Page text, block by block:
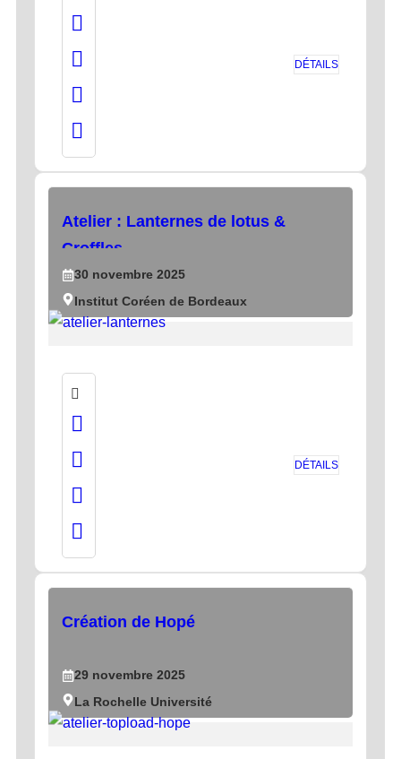
DÉTAILS
Atelier : Lanternes de lotus &
Croffles
30 novembre 2025
Institut Coréen de Bordeaux
DÉTAILS
Création de Hopé
29 novembre 2025
La Rochelle Université